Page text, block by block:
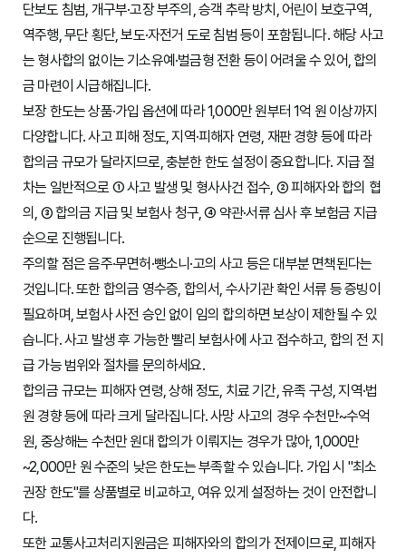
단보도 침범, 개구부·고장 부주의, 승객 추락 방치, 어린이 보호구역,
역주행, 무단 횡단, 보도·자전거 도로 침범 등이 포함됩니다. 해당 사고
는 형사합의 없이는 기소유예·벌금형 전환 등이 어려울 수 있어, 합의
금 마련이 시급해집니다.
보장 한도는 상품·가입 옵션에 따라 1,000만 원부터 1억 원 이상까지
다양합니다. 사고 피해 정도, 지역·피해자 연령, 재판 경향 등에 따라
합의금 규모가 달라지므로, 충분한 한도 설정이 중요합니다. 지급 절
차는 일반적으로 ① 사고 발생 및 형사사건 접수, ② 피해자와 합의 협
의, ③ 합의금 지급 및 보험사 청구, ④ 약관·서류 심사 후 보험금 지급
순으로 진행됩니다.
주의할 점은 음주·무면허·뺑소니·고의 사고 등은 대부분 면책된다는
것입니다. 또한 합의금 영수증, 합의서, 수사기관 확인 서류 등 증빙이
필요하며, 보험사 사전 승인 없이 임의 합의하면 보상이 제한될 수 있
습니다. 사고 발생 후 가능한 빨리 보험사에 사고 접수하고, 합의 전 지
급 가능 범위와 절차를 문의하세요.
합의금 규모는 피해자 연령, 상해 정도, 치료 기간, 유족 구성, 지역·법
원 경향 등에 따라 크게 달라집니다. 사망 사고의 경우 수천만~수억
원, 중상해는 수천만 원대 합의가 이뤄지는 경우가 많아, 1,000만
~2,000만 원 수준의 낮은 한도는 부족할 수 있습니다. 가입 시 "최소
권장 한도"를 상품별로 비교하고, 여유 있게 설정하는 것이 안전합니
다.
또한 교통사고처리지원금은 피해자와의 합의가 전제이므로, 피해자